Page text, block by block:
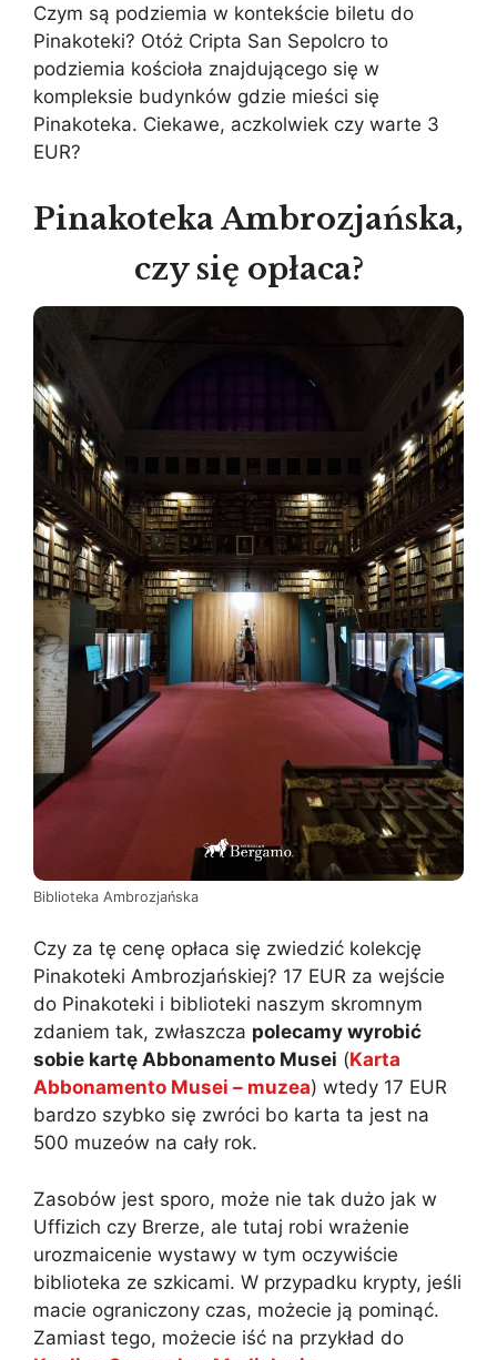
Czym są podziemia w kontekście biletu do
Pinakoteki? Otóż Cripta San Sepolcro to
podziemia kościoła znajdującego się w
kompleksie budynków gdzie mieści się
Pinakoteka. Ciekawe, aczkolwiek czy warte 3
EUR?
Pinakoteka Ambrozjańska,
czy się opłaca?
Biblioteka Ambrozjańska
Czy za tę cenę opłaca się zwiedzić kolekcję
Pinakoteki Ambrozjańskiej? 17 EUR za wejście
do Pinakoteki i biblioteki naszym skromnym
zdaniem tak, zwłaszcza polecamy wyrobić
sobie kartę Abbonamento Musei (Karta
Abbonamento Musei – muzea) wtedy 17 EUR
bardzo szybko się zwróci bo karta ta jest na
500 muzeów na cały rok.
Zasobów jest sporo, może nie tak dużo jak w
Uffizich czy Brerze, ale tutaj robi wrażenie
urozmaicenie wystawy w tym oczywiście
biblioteka ze szkicami. W przypadku krypty, jeśli
macie ograniczony czas, możecie ją pominąć.
Zamiast tego, możecie iść na przykład do